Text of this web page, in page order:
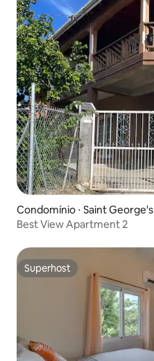
Condomínio ⋅ Saint George's
Best View Apartment 2
Superhost
Superhost